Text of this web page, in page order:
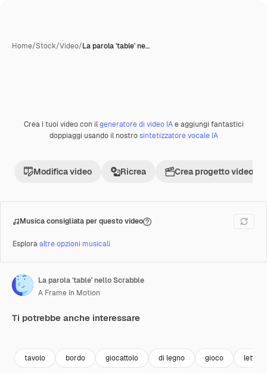
Home/Stock/Video/La parola 'table' ne…
Premium
Crea i tuoi video con ilgeneratore di video IAe aggiungi fantastici
doppiaggi usando il nostrosintetizzatore vocale IA
Modifica video Ricrea Crea progetto video
Musica consigliata per questo video
Esploraaltre opzioni musicali
La parola 'table' nello Scrabble
A Frame In Motion
Ti potrebbe anche interessare
tavolo bordo giocattolo di legno gioco lettere